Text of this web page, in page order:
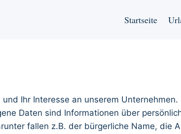
Startseite
Ihr Interesse an unserem Unternehmen.
Daten sind Informationen über
fallen z.B. der bürgerliche Name, die